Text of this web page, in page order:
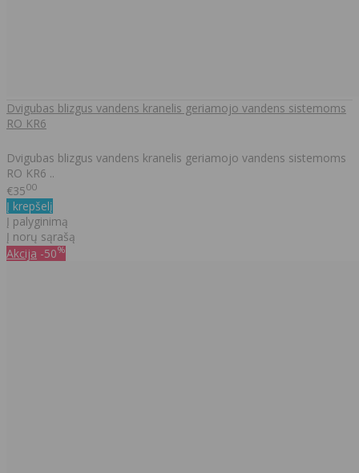
Dvigubas blizgus vandens kranelis geriamojo vandens sistemoms
RO KR6
Dvigubas blizgus vandens kranelis geriamojo vandens sistemoms
RO KR6 ..
€3500
Į krepšelį
Į palyginimą
Į norų sąrašą
Akcija -50%